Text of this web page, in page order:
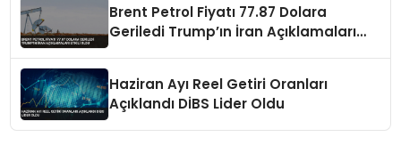
Brent Petrol Fiyatı 77.87 Dolara
Geriledi Trump’ın İran Açıklamaları
Haziran Ayı Reel Getiri Oranları
Açıklandı DİBS Lider Oldu